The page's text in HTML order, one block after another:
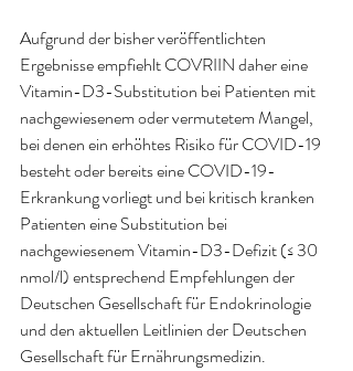
Aufgrund der bisher veröffentlichten
Ergebnisse empfiehlt COVRIIN daher eine
Vitamin-D3-Substitution bei Patienten mit
nachgewiesenem oder vermutetem Mangel,
bei denen ein erhöhtes Risiko für COVID-19
besteht oder bereits eine COVID-19-
Erkrankung vorliegt und bei kritisch kranken
Patienten eine Substitution bei
nachgewiesenem Vitamin-D3-Defizit (≤ 30
nmol/l) entsprechend Empfehlungen der
Deutschen Gesellschaft für Endokrinologie
und den aktuellen Leitlinien der Deutschen
Gesellschaft für Ernährungsmedizin.